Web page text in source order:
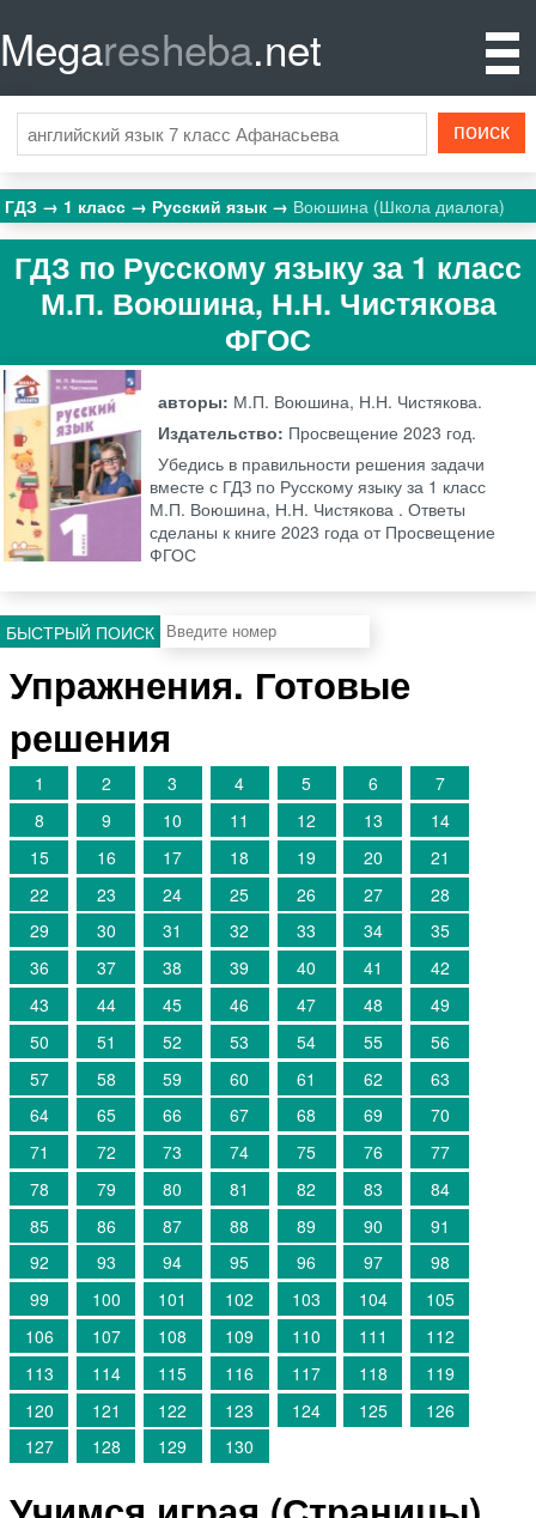
Megaresheba.net
ГДЗ 1 класс Русский язык Воюшина (Школа диалога)
ГДЗ по Русскому языку за 1 класс
М.П. Воюшина, Н.Н. Чистякова
ФГОС
авторы: М.П. Воюшина, Н.Н. Чистякова.
Издательство: Просвещение 2023 год.
Убедись в правильности решения задачи
вместе с ГДЗ по Русскому языку за 1 класс
М.П. Воюшина, Н.Н. Чистякова . Ответы
сделаны к книге 2023 года от Просвещение
ФГОС
БЫСТРЫЙ ПОИСК
Упражнения. Готовые
решения
1 2 3 4 5 6
7
8
9 10 11 12 13
14
15
16 17 18 19 20
21
22
23 24 25 26 27
28
29
30 31 32 33 34
35
36
37 38 39 40 41
42
43
44 45 46 47 48
49
50
51 52 53 54 55
56
57
58 59 60 61 62
63
64
65 66 67 68 69
70
71
72 73 74 75 76
77
78
79 80 81 82 83
84
85
86 87 88 89 90
91
92
93 94 95 96 97
98
99
100 101 102 103 104
105
106
107 108 109 110 111
112
113
114 115 116 117 118
119
120
121 122 123 124 125
126
127
128 129 130